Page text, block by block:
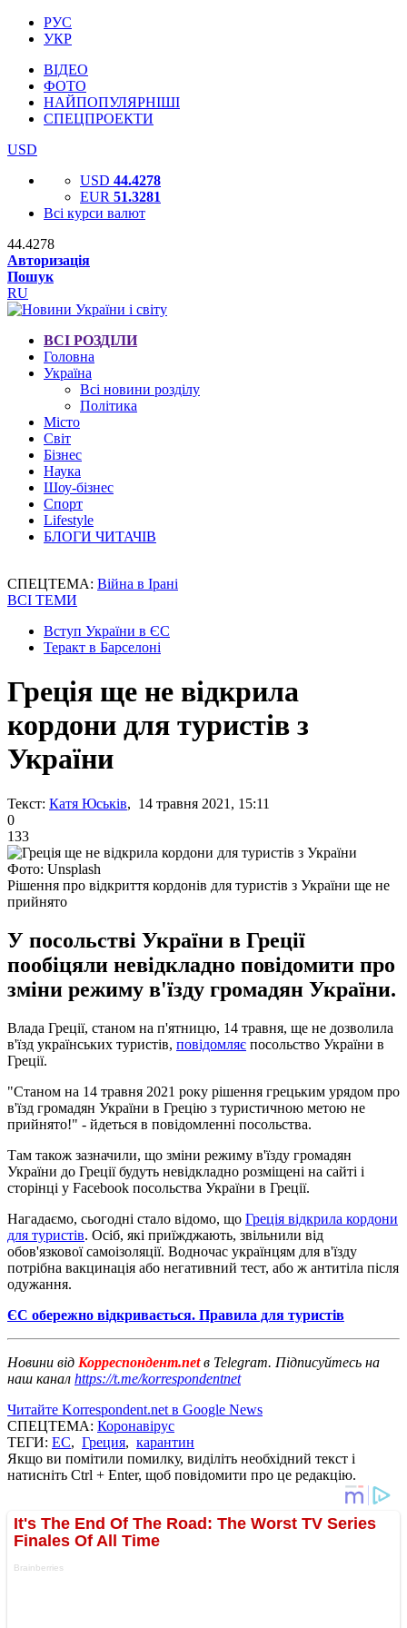
РУС
УКР
ВІДЕО
ФОТО
НАЙПОПУЛЯРНІШІ
СПЕЦПРОЕКТИ
USD
USD 44.4278
EUR 51.3281
Всі курси валют
44.4278
Авторизація
Пошук
RU
ВСІ РОЗДІЛИ
Головна
Україна
Всі новини розділу
Політика
Місто
Світ
Бізнес
Наука
Шоу-бізнес
Спорт
Lifestyle
БЛОГИ ЧИТАЧІВ
СПЕЦТЕМА: Війна в Ірані
ВСІ ТЕМИ
Вступ України в ЄС
Теракт в Барселоні
Греція ще не відкрила
кордони для туристів з
України
Текст: Катя Юськів, 14 травня 2021, 15:11
0
133
Фото: Unsplash
Рішення про відкриття кордонів для туристів з України ще не
прийнято
У посольстві України в Греції
пообіцяли невідкладно повідомити про
зміни режиму в'їзду громадян України.
Влада Греції, станом на п'ятницю, 14 травня, ще не дозволила
в'їзд українських туристів, повідомляє посольство України в
Греції.
"Станом на 14 травня 2021 року рішення грецьким урядом про
в'їзд громадян України в Грецію з туристичною метою не
прийнято!" - йдеться в повідомленні посольства.
Там також зазначили, що зміни режиму в'їзду громадян
України до Греції будуть невідкладно розміщені на сайті і
сторінці у Facebook посольства України в Греції.
Нагадаємо, сьогодні стало відомо, що Греція відкрила кордони
для туристів. Осіб, які приїжджають, звільнили від
обов'язкової самоізоляції. Водночас українцям для в'їзду
потрібна вакцинація або негативний тест, або ж антитіла після
одужання.
ЄС обережно відкривається. Правила для туристів
Новини від Корреспондент.netв Telegram. Підписуйтесь на
наш канал https://t.me/korrespondentnet
Читайте Korrespondent.net в Google News
СПЕЦТЕМА: Коронавірус
ТЕГИ: ЕС, Греция, карантин
Якщо ви помітили помилку, виділіть необхідний текст і
натисніть Ctrl + Enter, щоб повідомити про це редакцію.